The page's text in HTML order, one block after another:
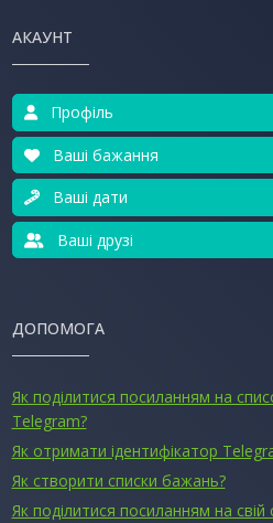
АКАУНТ
Профіль
Ваші бажання
Ваші дати
Ваші друзі
ДОПОМОГА
Як поділитися посиланням на
Telegram?
Як отримати ідентифікатор
Як створити списки бажань?
Як поділитися посиланням на